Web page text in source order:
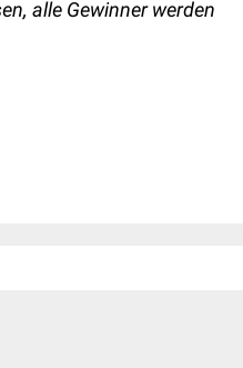
alle Gewinner werden